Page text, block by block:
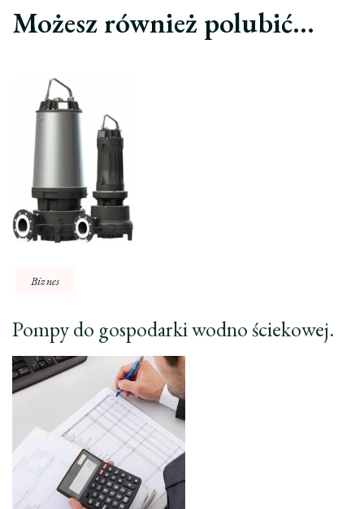
Możesz również polubić…
Biznes
Pompy do gospodarki wodno ściekowej.